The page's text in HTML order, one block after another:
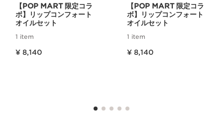
【POP MART 限定コラ
ボ】リップコンフォート
オイルセット
1 item
¥ 8,140
【POP MART 限定コラ
ボ】リップコンフォート
オイルセット
1 item
¥ 8,140